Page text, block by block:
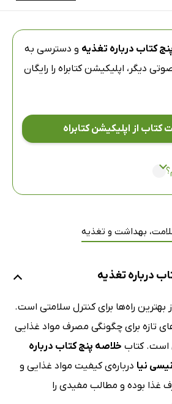
کتاب درباره تغذیه و دسترسی به
دیگر، اپلیکیشن کتابراه را رایگان
کتاب از اپلیکیشن کتابراه
بهداشت و تغذیه
درباره تغذیه
راه‌ها برای کنترل سلامتی است.
تازه برای چگونگی مصرف مواد غذایی
است. کتاب خلاصه پنج کتاب درباره
نیا درباره‌ی کیفیت مواد غذایی و
بوده و مطالب مفیدی را